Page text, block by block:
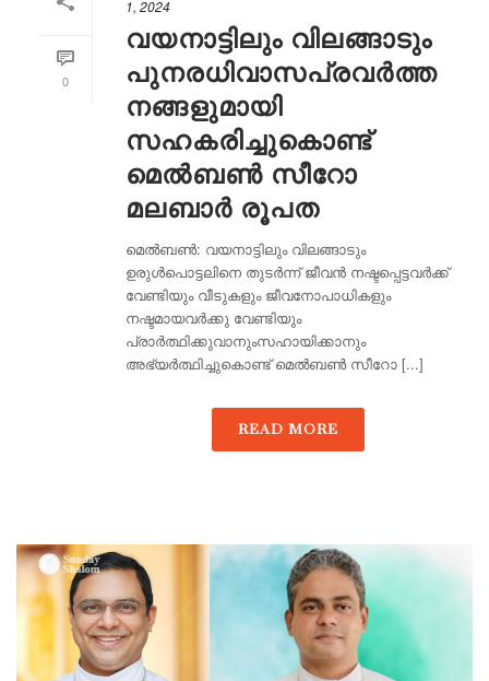
0
1, 2024
വയനാട്ടിലും വിലങ്ങാടും
പുനരധിവാസപ്രവർത്ത
നങ്ങളുമായി
സഹകരിച്ചുകൊണ്ട്
മെൽബൺ സീറോ
മലബാർ രൂപത
മെൽബൺ: വയനാട്ടിലും വിലങ്ങാടും
ഉരുൾപൊട്ടലിനെ തുടർന്ന് ജീവൻ നഷ്ടപ്പെട്ടവർക്ക്
വേണ്ടിയും വീടുകളും ജീവനോപാധികളും
നഷ്ടമായവർക്കു വേണ്ടിയും
പ്രാർത്ഥിക്കുവാനുംസഹായിക്കാനും
അഭ്യർത്ഥിച്ചുകൊണ്ട് മെൽബൺ സീറോ [...]
READ MORE